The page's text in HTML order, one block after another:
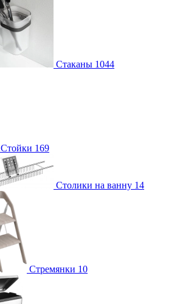
Стаканы 1044
Стойки 169
Столики на ванну 14
Стремянки 10